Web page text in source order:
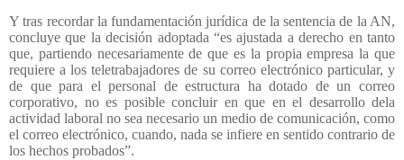
Y tras recordar la fundamentación jurídica de la sentencia de la AN,
concluye que la decisión adoptada “es ajustada a derecho en tanto
que, partiendo necesariamente de que es la propia empresa la que
requiere a los teletrabajadores de su correo electrónico particular, y
de que para el personal de estructura ha dotado de un correo
corporativo, no es posible concluir en que en el desarrollo dela
actividad laboral no sea necesario un medio de comunicación, como
el correo electrónico, cuando, nada se infiere en sentido contrario de
los hechos probados”.